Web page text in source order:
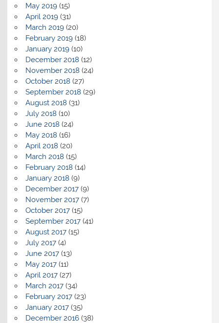
May 2019(15)
April 2019(31)
March 2019(20)
February 2019(18)
January 2019(10)
December 2018 (12)
November 2018 (24)
October 2018 (27)
September 2018 (29)
August 2018 (31)
July 2018 (10)
June 2018 (24)
May 2018 (16)
April 2018 (20)
March 2018 (15)
February 2018 (14)
January 2018 (9)
December 2017(9)
November 2017(7)
October 2017(15)
September 2017(41)
August 2017(15)
July 2017(4)
June 2017(13)
May 2017(11)
April 2017(27)
March 2017(34)
February 2017(23)
January 2017(35)
December 2016(38)